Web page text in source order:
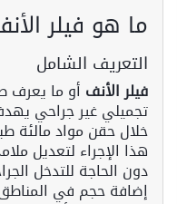
ما هو فيلر
التعريف الشامل
فيلر الأنف أو ما يعرف
تجميلي غير جراحي
خلال حقن مواد مالئة
هذا الإجراء لتعديل
دون الحاجة للتدخل
إضافة حجم في